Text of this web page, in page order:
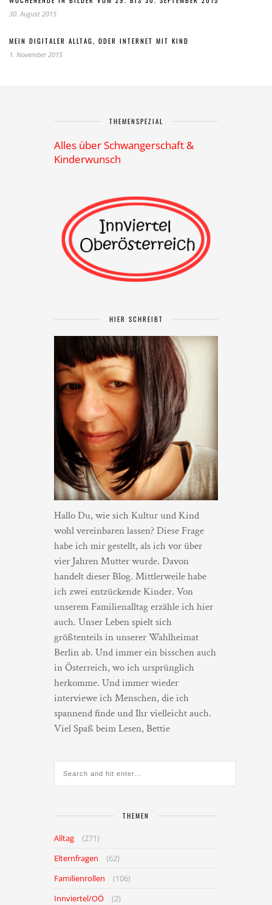
30. August 2015
MEIN DIGITALER ALLTAG, ODER INTERNET MIT KIND
1. November 2015
THEMENSPEZIAL
Alles über Schwangerschaft &
Kinderwunsch
HIER SCHREIBT
Hallo Du, wie sich Kultur und Kind
wohl vereinbaren lassen? Diese Frage
habe ich mir gestellt, als ich vor über
vier Jahren Mutter wurde. Davon
handelt dieser Blog. Mittlerweile habe
ich zwei entzückende Kinder. Von
unserem Familienalltag erzähle ich hier
auch. Unser Leben spielt sich
größtenteils in unserer Wahlheimat
Berlin ab. Und immer ein bisschen auch
in Österreich, wo ich ursprünglich
herkomme. Und immer wieder
interviewe ich Menschen, die ich
spannend finde und Ihr vielleicht auch.
Viel Spaß beim Lesen, Bettie
THEMEN
Alltag
(271)
Elternfragen
(62)
Familienrollen
(106)
Innviertel/OÖ
(2)